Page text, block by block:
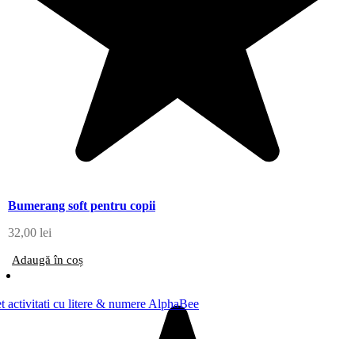
Bumerang soft pentru copii
32,00 lei
Adaugă în coș